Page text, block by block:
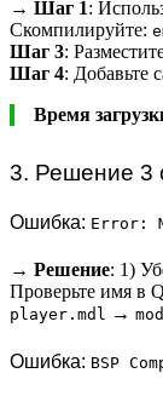
→ Шаг 1:
Скомпилируйте:
Шаг 3:
Шаг 4: Добавьте
Время
3. Решение 3
Ошибка: Error:
→ Решение: 1)
Проверьте имя в
player.mdl →
Ошибка: BSP